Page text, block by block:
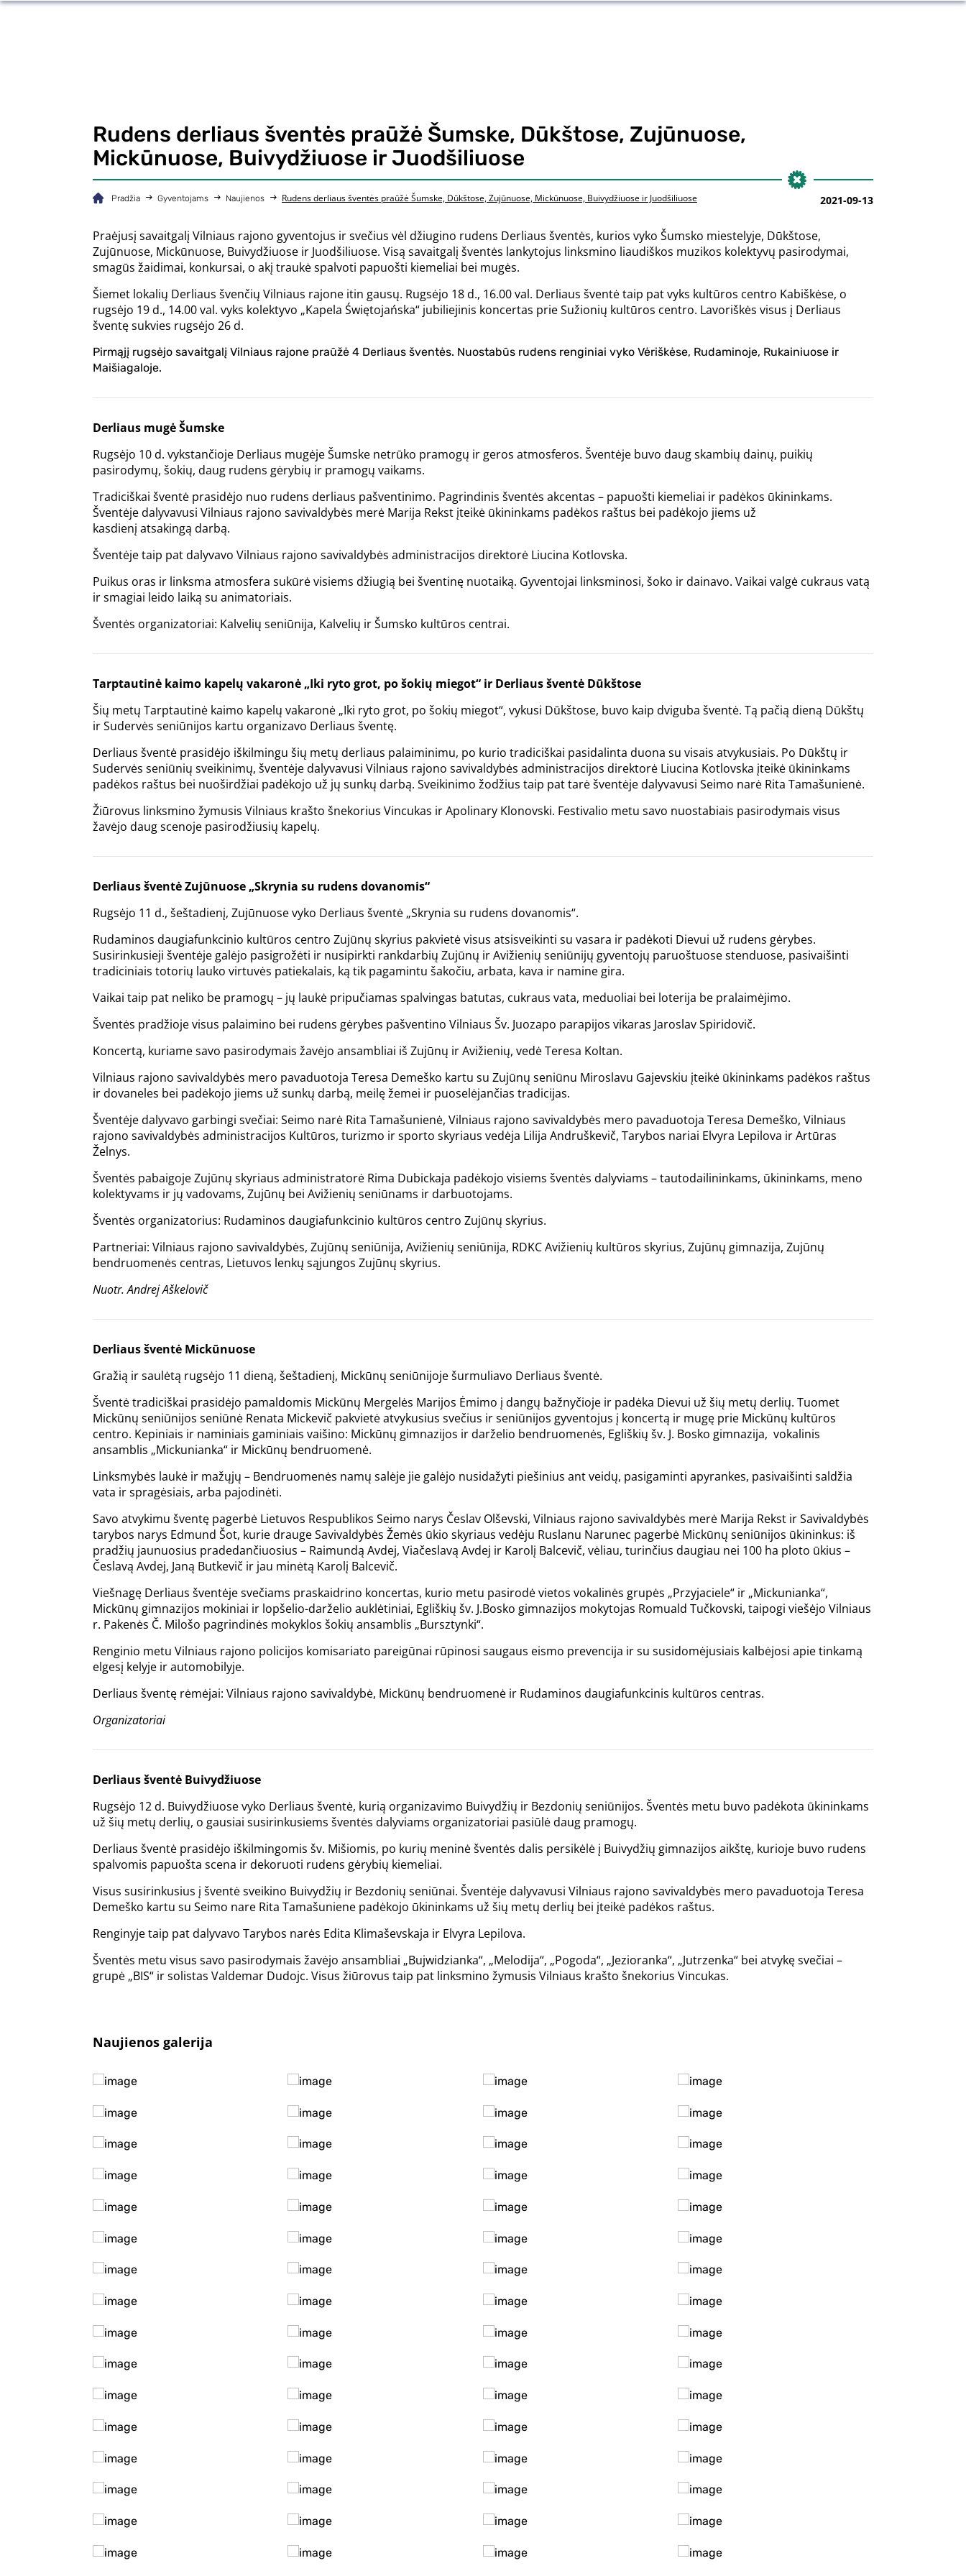
Rudens derliaus šventės praūžė Šumske, Dūkštose, Zujūnuose,
Mickūnuose, Buivydžiuose ir Juodšiliuose
Pradžia Gyventojams Naujienos Rudens derliaus šventės praūžė Šumske, Dūkštose, Zujūnuose, Mickūnuose, Buivydžiuose ir Juodšiliuose 2021-09-13
Praėjusį savaitgalį Vilniaus rajono gyventojus ir svečius vėl džiugino rudens Derliaus šventės, kurios vyko Šumsko miestelyje, Dūkštose,
Zujūnuose, Mickūnuose, Buivydžiuose ir Juodšiliuose. Visą savaitgalį šventės lankytojus linksmino liaudiškos muzikos kolektyvų pasirodymai,
smagūs žaidimai, konkursai, o akį traukė spalvoti papuošti kiemeliai bei mugės.
Šiemet lokalių Derliaus švenčių Vilniaus rajone itin gausų. Rugsėjo 18 d., 16.00 val. Derliaus šventė taip pat vyks kultūros centro Kabiškėse, o
rugsėjo 19 d., 14.00 val. vyks kolektyvo „Kapela Świętojańska“ jubiliejinis koncertas prie Sužionių kultūros centro. Lavoriškės visus į Derliaus
šventę sukvies rugsėjo 26 d.
Pirmąjį rugsėjo savaitgalį Vilniaus rajone praūžė 4 Derliaus šventės. Nuostabūs rudens renginiai vyko Vėriškėse, Rudaminoje, Rukainiuose ir
Maišiagaloje.
Derliaus mugė Šumske
Rugsėjo 10 d. vykstančioje Derliaus mugėje Šumske netrūko pramogų ir geros atmosferos. Šventėje buvo daug skambių dainų, puikių
pasirodymų, šokių, daug rudens gėrybių ir pramogų vaikams.
Tradiciškai šventė prasidėjo nuo rudens derliaus pašventinimo. Pagrindinis šventės akcentas – papuošti kiemeliai ir padėkos ūkininkams.
Šventėje dalyvavusi Vilniaus rajono savivaldybės merė Marija Rekst įteikė ūkininkams padėkos raštus bei padėkojo jiems už
kasdienį atsakingą darbą.
Šventėje taip pat dalyvavo Vilniaus rajono savivaldybės administracijos direktorė Liucina Kotlovska.
Puikus oras ir linksma atmosfera sukūrė visiems džiugią bei šventinę nuotaiką. Gyventojai linksminosi, šoko ir dainavo. Vaikai valgė cukraus vatą
ir smagiai leido laiką su animatoriais.
Šventės organizatoriai: Kalvelių seniūnija, Kalvelių ir Šumsko kultūros centrai.
Tarptautinė kaimo kapelų vakaronė „Iki ryto grot, po šokių miegot“ ir Derliaus šventė Dūkštose
Šių metų Tarptautinė kaimo kapelų vakaronė „Iki ryto grot, po šokių miegot“, vykusi Dūkštose, buvo kaip dviguba šventė. Tą pačią dieną Dūkštų
ir Sudervės seniūnijos kartu organizavo Derliaus šventę.
Derliaus šventė prasidėjo iškilmingu šių metų derliaus palaiminimu, po kurio tradiciškai pasidalinta duona su visais atvykusiais. Po Dūkštų ir
Sudervės seniūnių sveikinimų, šventėje dalyvavusi Vilniaus rajono savivaldybės administracijos direktorė Liucina Kotlovska įteikė ūkininkams
padėkos raštus bei nuoširdžiai padėkojo už jų sunkų darbą. Sveikinimo žodžius taip pat tarė šventėje dalyvavusi Seimo narė Rita Tamašunienė.
Žiūrovus linksmino žymusis Vilniaus krašto šnekorius Vincukas ir Apolinary Klonovski. Festivalio metu savo nuostabiais pasirodymais visus
žavėjo daug scenoje pasirodžiusių kapelų.
Derliaus šventė Zujūnuose „Skrynia su rudens dovanomis“
Rugsėjo 11 d., šeštadienį, Zujūnuose vyko Derliaus šventė „Skrynia su rudens dovanomis“.
Rudaminos daugiafunkcinio kultūros centro Zujūnų skyrius pakvietė visus atsisveikinti su vasara ir padėkoti Dievui už rudens gėrybes.
Susirinkusieji šventėje galėjo pasigrožėti ir nusipirkti rankdarbių Zujūnų ir Avižienių seniūnijų gyventojų paruoštuose stenduose, pasivaišinti
tradiciniais totorių lauko virtuvės patiekalais, ką tik pagamintu šakočiu, arbata, kava ir namine gira.
Vaikai taip pat neliko be pramogų – jų laukė pripučiamas spalvingas batutas, cukraus vata, meduoliai bei loterija be pralaimėjimo.
Šventės pradžioje visus palaimino bei rudens gėrybes pašventino Vilniaus Šv. Juozapo parapijos vikaras Jaroslav Spiridovič.
Koncertą, kuriame savo pasirodymais žavėjo ansambliai iš Zujūnų ir Avižienių, vedė Teresa Koltan.
Vilniaus rajono savivaldybės mero pavaduotoja Teresa Demeško kartu su Zujūnų seniūnu Miroslavu Gajevskiu įteikė ūkininkams padėkos raštus
ir dovaneles bei padėkojo jiems už sunkų darbą, meilę žemei ir puoselėjančias tradicijas.
Šventėje dalyvavo garbingi svečiai: Seimo narė Rita Tamašunienė, Vilniaus rajono savivaldybės mero pavaduotoja Teresa Demeško, Vilniaus
rajono savivaldybės administracijos Kultūros, turizmo ir sporto skyriaus vedėja Lilija Andruškevič, Tarybos nariai Elvyra Lepilova ir Artūras
Želnys.
Šventės pabaigoje Zujūnų skyriaus administratorė Rima Dubickaja padėkojo visiems šventės dalyviams – tautodailininkams, ūkininkams, meno
kolektyvams ir jų vadovams, Zujūnų bei Avižienių seniūnams ir darbuotojams.
Šventės organizatorius: Rudaminos daugiafunkcinio kultūros centro Zujūnų skyrius.
Partneriai: Vilniaus rajono savivaldybės, Zujūnų seniūnija, Avižienių seniūnija, RDKC Avižienių kultūros skyrius, Zujūnų gimnazija, Zujūnų
bendruomenės centras, Lietuvos lenkų sąjungos Zujūnų skyrius.
Nuotr. Andrej Aškelovič
Derliaus šventė Mickūnuose
Gražią ir saulėtą rugsėjo 11 dieną, šeštadienį, Mickūnų seniūnijoje šurmuliavo Derliaus šventė.
Šventė tradiciškai prasidėjo pamaldomis Mickūnų Mergelės Marijos Ėmimo į dangų bažnyčioje ir padėka Dievui už šių metų derlių. Tuomet
Mickūnų seniūnijos seniūnė Renata Mickevič pakvietė atvykusius svečius ir seniūnijos gyventojus į koncertą ir mugę prie Mickūnų kultūros
centro. Kepiniais ir naminiais gaminiais vaišino: Mickūnų gimnazijos ir darželio bendruomenės, Egliškių šv. J. Bosko gimnazija, vokalinis
ansamblis „Mickunianka“ ir Mickūnų bendruomenė.
Linksmybės laukė ir mažųjų – Bendruomenės namų salėje jie galėjo nusidažyti piešinius ant veidų, pasigaminti apyrankes, pasivaišinti saldžia
vata ir spragėsiais, arba pajodinėti.
Savo atvykimu šventę pagerbė Lietuvos Respublikos Seimo narys Česlav Olševski, Vilniaus rajono savivaldybės merė Marija Rekst ir Savivaldybės
tarybos narys Edmund Šot, kurie drauge Savivaldybės Žemės ūkio skyriaus vedėju Ruslanu Narunec pagerbė Mickūnų seniūnijos ūkininkus: iš
pradžių jaunuosius pradedančiuosius – Raimundą Avdej, Viačeslavą Avdej ir Karolį Balcevič, vėliau, turinčius daugiau nei 100 ha ploto ūkius –
Česlavą Avdej, Janą Butkevič ir jau minėtą Karolį Balcevič.
Viešnagę Derliaus šventėje svečiams praskaidrino koncertas, kurio metu pasirodė vietos vokalinės grupės „Przyjaciele“ ir „Mickunianka“,
Mickūnų gimnazijos mokiniai ir lopšelio-darželio auklėtiniai, Egliškių šv. J.Bosko gimnazijos mokytojas Romuald Tučkovski, taipogi viešėjo Vilniaus
r. Pakenės Č. Milošo pagrindinės mokyklos šokių ansamblis „Bursztynki“.
Renginio metu Vilniaus rajono policijos komisariato pareigūnai rūpinosi saugaus eismo prevencija ir su susidomėjusiais kalbėjosi apie tinkamą
elgesį kelyje ir automobilyje.
Derliaus šventę rėmėjai: Vilniaus rajono savivaldybė, Mickūnų bendruomenė ir Rudaminos daugiafunkcinis kultūros centras.
Organizatoriai
Derliaus šventė Buivydžiuose
Rugsėjo 12 d. Buivydžiuose vyko Derliaus šventė, kurią organizavimo Buivydžių ir Bezdonių seniūnijos. Šventės metu buvo padėkota ūkininkams
už šių metų derlių, o gausiai susirinkusiems šventės dalyviams organizatoriai pasiūlė daug pramogų.
Derliaus šventė prasidėjo iškilmingomis šv. Mišiomis, po kurių meninė šventės dalis persikėlė į Buivydžių gimnazijos aikštę, kurioje buvo rudens
spalvomis papuošta scena ir dekoruoti rudens gėrybių kiemeliai.
Visus susirinkusius į šventė sveikino Buivydžių ir Bezdonių seniūnai. Šventėje dalyvavusi Vilniaus rajono savivaldybės mero pavaduotoja Teresa
Demeško kartu su Seimo nare Rita Tamašuniene padėkojo ūkininkams už šių metų derlių bei įteikė padėkos raštus.
Renginyje taip pat dalyvavo Tarybos narės Edita Klimaševskaja ir Elvyra Lepilova.
Šventės metu visus savo pasirodymais žavėjo ansambliai „Bujwidzianka“, „Melodija“, „Pogoda“, „Jezioranka“, „Jutrzenka“ bei atvykę svečiai –
grupė „BIS“ ir solistas Valdemar Dudojc. Visus žiūrovus taip pat linksmino žymusis Vilniaus krašto šnekorius Vincukas.
Naujienos galerija